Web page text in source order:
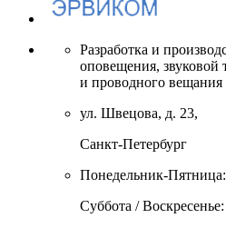
Разработка и
оповещения, звуковой
и проводного вещания
ул. Швецова, д. 23,
Санкт-Петербург
Понедельник-
Суббота /